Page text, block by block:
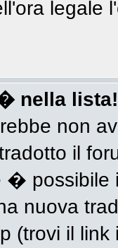
legale
nella lista!
non
il
� possibile
nuova
(trovi il